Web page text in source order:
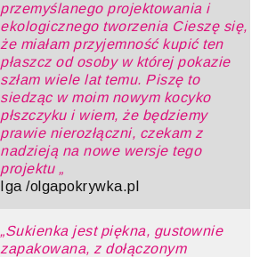
przemyślanego projektowania i
ekologicznego tworzenia Cieszę się,
że miałam przyjemność kupić ten
płaszcz od osoby w której pokazie
szłam wiele lat temu. Piszę to
siedząc w moim nowym kocyko
płszczyku i wiem, że będziemy
prawie nierozłączni, czekam z
nadzieją na nowe wersje tego
projektu „
Iga /olgapokrywka.pl
„Sukienka jest piękna, gustownie
zapakowana, z dołączonym